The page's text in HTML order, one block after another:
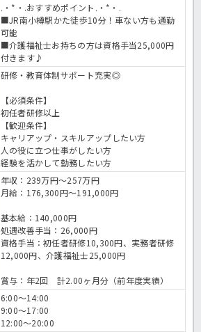
.・*・.おすすめポイント.・*・.
■JR南小樽駅かた徒歩10分！車ない方も通勤
可能
■介護福祉士お持ちの方は資格手当25,000円
付きます♪
研修・教育体制サポート充実◎
【必須条件】
初任者研修以上
【歓迎条件】
キャリアップ・スキルアップしたい方
人の役に立つ仕事がしたい方
経験を活かして勤務したい方
年収：239万円～257万円
月給：176,300円～191,000円
基本給：140,000円
処遇改善手当：26,000円
資格手当：初任者研修10,300円、実務者研修
12,000円、介護福祉士25,000円
賞与：年2回 計2.00ヶ月分（前年度実績）
6:00～14:00
9:00～17:00
12:00～20:00